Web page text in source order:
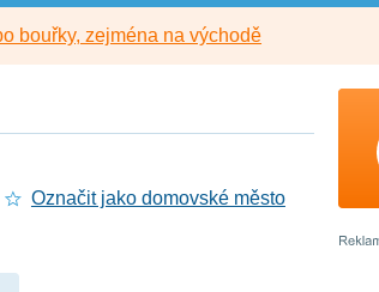
bouřky, zejména na východě
Označit jako domovské město